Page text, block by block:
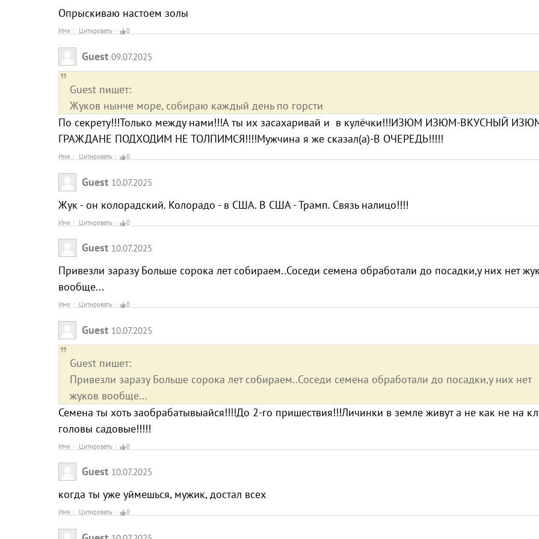
Опрыскиваю настоем золы
Имя Цитировать 0
Guest 09.07.2025
Guest пишет:
Жуков нынче море, собираю каждый день по горсти
По секрету!!!Только между нами!!!А ты их засахаривай и в кулёчки!!!ИЗЮМ ИЗЮМ-ВКУСНЫЙ
ГРАЖДАНЕ ПОДХОДИМ НЕ ТОЛПИМСЯ!!!!Мужчина я же сказал(а)-В ОЧЕРЕДЬ!!!!!
Имя Цитировать 0
Guest 10.07.2025
Жук - он колорадский. Колорадо - в США. В США - Трамп. Связь налицо!!!!
Имя Цитировать 0
Guest 10.07.2025
Привезли заразу Больше сорока лет собираем..Соседи семена обработали до посадки,у них нет
вообще...
Имя Цитировать 0
Guest 10.07.2025
Guest пишет:
Привезли заразу Больше сорока лет собираем..Соседи семена обработали до посадки,у них нет
жуков вообще...
Семена ты хоть заобрабатывыайся!!!!До 2-го пришествия!!!Личинки в земле живут а не как не на
головы садовые!!!!!
Имя Цитировать 0
Guest 10.07.2025
когда ты уже уймешься, мужик, достал всех
Имя Цитировать 0